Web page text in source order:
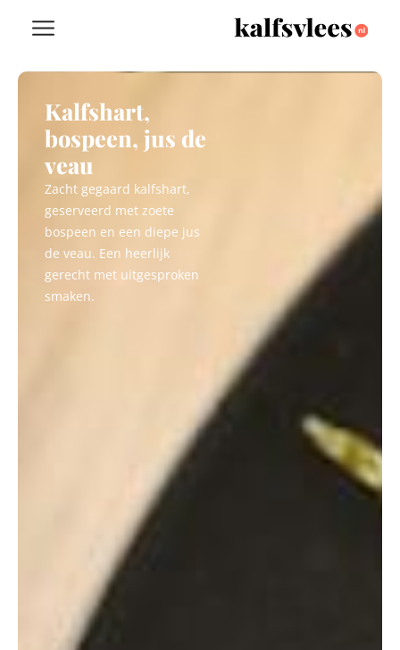
Kalfshart,
bospeen, jus de
veau
Zacht gegaard kalfshart,
geserveerd met zoete
bospeen en een diepe jus
de veau. Een heerlijk
gerecht met uitgesproken
smaken.